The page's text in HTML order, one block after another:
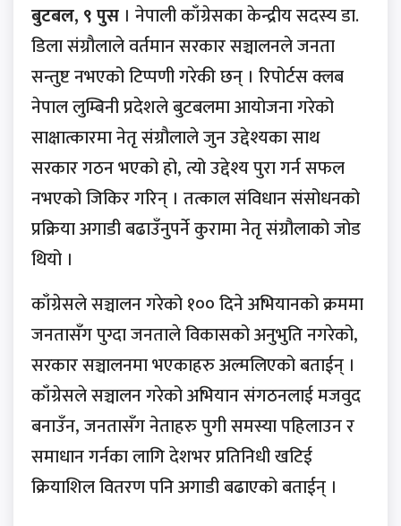
बुटबल, ९ पुस । नेपाली काँग्रेसका केन्द्रीय सदस्य डा.
डिला संग्रौलाले वर्तमान सरकार सञ्चालनले जनता
सन्तुष्ट नभएको टिप्पणी गरेकी छन् । रिपोर्टस क्लब
नेपाल लुम्बिनी प्रदेशले बुटबलमा आयोजना गरेको
साक्षात्कारमा नेतृ संग्रौलाले जुन उद्देश्यका साथ
सरकार गठन भएको हो, त्यो उद्देश्य पुरा गर्न सफल
नभएको जिकिर गरिन् । तत्काल संविधान संसोधनको
प्रक्रिया अगाडी बढाउँनुपर्ने कुरामा नेतृ संग्रौलाको जोड
थियो ।
काँग्रेसले सञ्चालन गरेको १०० दिने अभियानको क्रममा
जनतासँग पुग्दा जनताले विकासको अनुभुति नगरेको,
सरकार सञ्चालनमा भएकाहरु अल्मलिएको बताईन् ।
काँग्रेसले सञ्चालन गरेको अभियान संगठनलाई मजवुद
बनाउँन, जनतासँग नेताहरु पुगी समस्या पहिलाउन र
समाधान गर्नका लागि देशभर प्रतिनिधी खटिई
क्रियाशिल वितरण पनि अगाडी बढाएको बताईन् ।